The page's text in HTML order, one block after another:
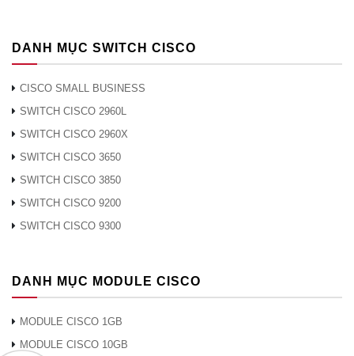
DANH MỤC SWITCH CISCO
CISCO SMALL BUSINESS
SWITCH CISCO 2960L
SWITCH CISCO 2960X
SWITCH CISCO 3650
SWITCH CISCO 3850
SWITCH CISCO 9200
SWITCH CISCO 9300
DANH MỤC MODULE CISCO
MODULE CISCO 1GB
MODULE CISCO 10GB